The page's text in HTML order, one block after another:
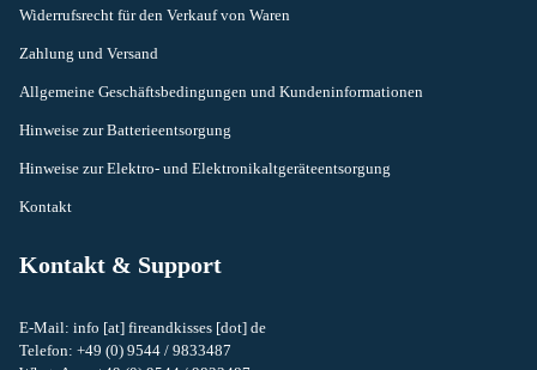
Widerrufsrecht für den Verkauf von Waren
Zahlung und Versand
Allgemeine Geschäftsbedingungen und Kundeninformationen
Hinweise zur Batterieentsorgung
Hinweise zur Elektro- und Elektronikaltgeräteentsorgung
Kontakt
Kontakt & Support
E-Mail: info [at] fireandkisses [dot] de
Telefon: +49 (0) 9544 / 9833487
Widerrufsrecht